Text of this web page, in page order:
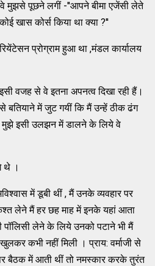
मुझसे पूछने लगीं -''आपने बीमा एजेंसी लेते
खास कोर्स किया था क्या ?''
प्रोग्राम हुआ था ,मंडल कार्यालय
वजह से वे इतना अपनत्व दिखा रही हैं।
बतियाने में जुट गयीं कि मैं उन्हें ठीक ढंग
मुझे इसी उलझन में डालने के लिये वे
थे ।
में डूबी थीं , मैं उनके व्यवहार पर
लेने मैं हर छह माह में इनके यहां आता
पॉलिसी लेने के लिये उनको पटाने भी मैं
कभी नहीं मिली । प्राय: वर्माजी से
बैठक में आती थीं तो नमस्कार करके तुरंत